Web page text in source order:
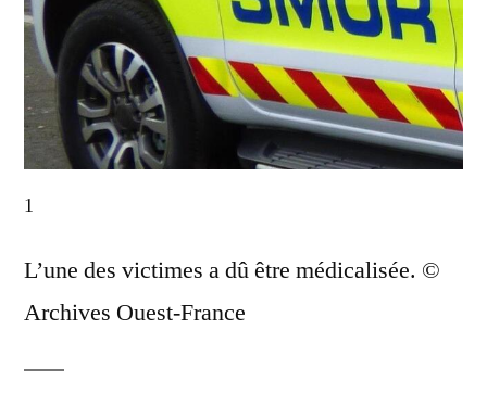
1
L’une des victimes a dû être médicalisée. ©
Archives Ouest-France